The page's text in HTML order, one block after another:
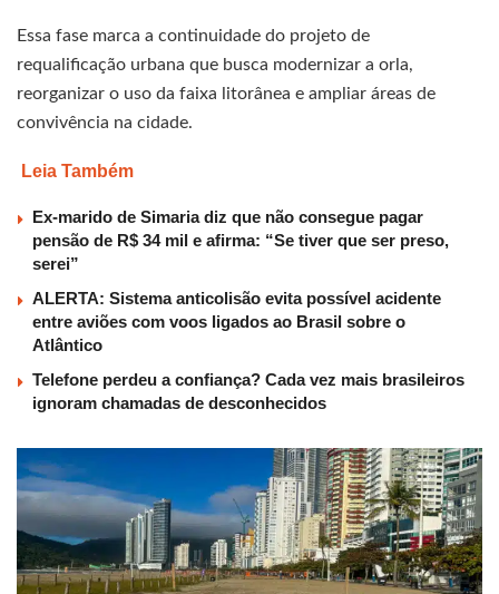
Essa fase marca a continuidade do projeto de
requalificação urbana que busca modernizar a orla,
reorganizar o uso da faixa litorânea e ampliar áreas de
convivência na cidade.
Leia Também
Ex-marido de Simaria diz que não consegue pagar
pensão de R$ 34 mil e afirma: “Se tiver que ser preso,
serei”
ALERTA: Sistema anticolisão evita possível acidente
entre aviões com voos ligados ao Brasil sobre o
Atlântico
Telefone perdeu a confiança? Cada vez mais brasileiros
ignoram chamadas de desconhecidos